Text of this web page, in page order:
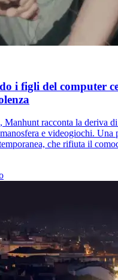
i figli del computer
Manhunt racconta la deriva
e videogiochi. Una
che rifiuta il